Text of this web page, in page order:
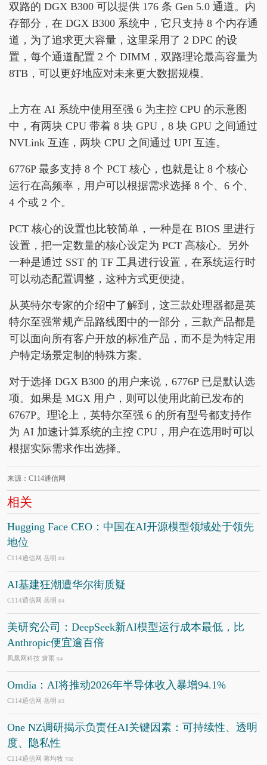
双路的 DGX B300 可以提供 176 条 Gen 5.0 通道。内
存部分，在 DGX B300 系统中，它只支持 8 个内存通
道，为了追求更大容量，这里采用了 2 DPC 的设
置，每个通道配置 2 个 DIMM，双路理论最高容量为
8TB，可以更好地应对未来更大数据规模。
上方在 AI 系统中使用至强 6 为主控 CPU 的示意图
中，有两块 CPU 带着 8 块 GPU，8 块 GPU 之间通过
NVLink 互连，两块 CPU 之间通过 UPI 互连。
6776P 最多支持 8 个 PCT 核心，也就是让 8 个核心
运行在高频率，用户可以根据需求选择 8 个、6 个、
4 个或 2 个。
PCT 核心的设置也比较简单，一种是在 BIOS 里进行
设置，把一定数量的核心设定为 PCT 高核心。另外
一种是通过 SST 的 TF 工具进行设置，在系统运行时
可以动态配置调整，这种方式更便捷。
从英特尔专家的介绍中了解到，这三款处理器都是英
特尔至强常规产品路线图中的一部分，三款产品都是
可以面向所有客户开放的标准产品，而不是为特定用
户特定场景定制的特殊方案。
对于选择 DGX B300 的用户来说，6776P 已是默认选
项。如果是 MGX 用户，则可以使用此前已发布的
6767P。理论上，英特尔至强 6 的所有型号都支持作
为 AI 加速计算系统的主控 CPU，用户在选用时可以
根据实际需求作出选择。
来源：C114通信网
相关
Hugging Face CEO：中国在AI开源模型领域处于领先
地位
C114通信网 岳明 8/4
AI基建狂潮遭华尔街质疑
C114通信网 岳明 8/4
美研究公司：DeepSeek新AI模型运行成本最低，比
Anthropic便宜逾百倍
凤凰网科技 箫雨 8/4
Omdia：AI将推动2026年半导体收入暴增94.1%
C114通信网 岳明 8/3
One NZ调研揭示负责任AI关键因素：可持续性、透明
度、隐私性
C114通信网 蒋均牧 7/30